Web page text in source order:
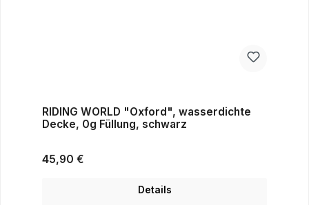
RIDING WORLD "Oxford", wasserdichte
Decke, 0g Füllung, schwarz
Regulärer Preis:
45,90 €
Details